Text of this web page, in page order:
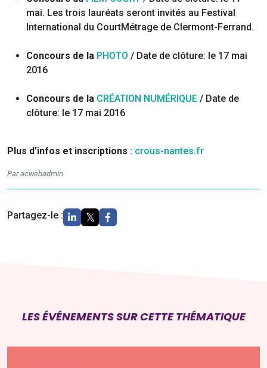
mai. Les trois lauréats seront invités au Festival
International du CourtMétrage de Clermont-Ferrand.
Concours de la PHOTO / Date de clôture: le 17 mai
2016
Concours de la CRÉATION NUMÉRIQUE / Date de
clôture: le 17 mai 2016
Plus d’infos et inscriptions : crous-nantes.fr
Par acwebadmin
Partagez-le :
LES ÉVÉNEMENTS SUR CETTE THÉMATIQUE